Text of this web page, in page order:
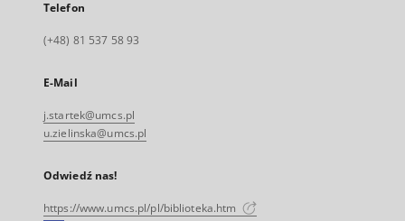
Telefon
(+48) 81 537 58 93
E-Mail
j.startek@umcs.pl
u.zielinska@umcs.pl
Odwiedź nas!
https://www.umcs.pl/pl/biblioteka.htm